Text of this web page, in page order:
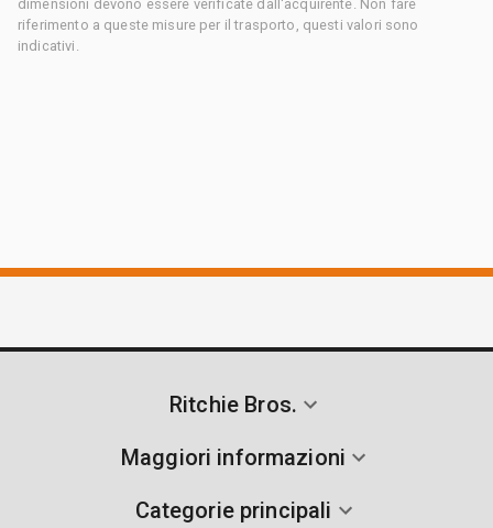
dimensioni devono essere verificate dall'acquirente. Non fare
riferimento a queste misure per il trasporto, questi valori sono
indicativi.
Ritchie Bros.
Maggiori informazioni
Categorie principali